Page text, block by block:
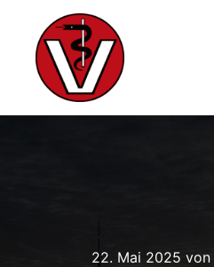
22. Mai 2025 von